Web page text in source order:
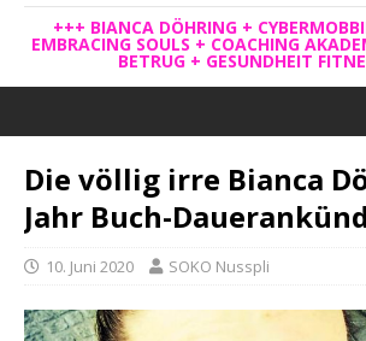
+++ BIANCA DÖHRING +
EMBRACING SOULS + COACHING
BETRUG + GESUNDHEIT
Die völlig irre Bianca
Jahr Buch-
10. Juni 2020 SOKO Nusspli